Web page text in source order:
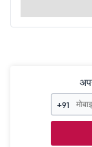
+91